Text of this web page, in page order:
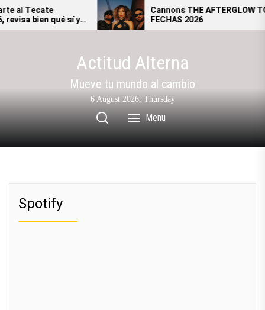
Skip
to
al Tecate
bien qué sí y
al festival.
Cannons THE AFTERGLOW
FECHAS 2026
Actitud Alterna
Mueve tu mundo al cambio
6 August 2026, Thursday
Menu
Spotify